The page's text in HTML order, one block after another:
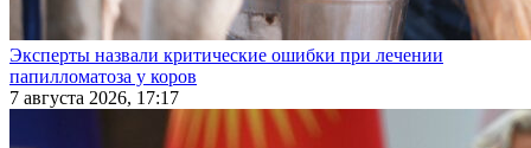
Эксперты назвали критические ошибки при лечении
папилломатоза у коров
7 августа 2026, 17:17